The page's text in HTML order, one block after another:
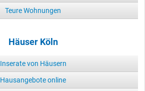
Teure Wohnungen
Häuser Köln
Inserate von Häusern
Hausangebote online